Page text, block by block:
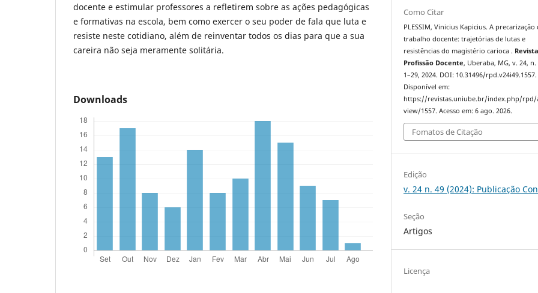
docente e estimular professores a refletirem sobre as ações pedagógicas
e formativas na escola, bem como exercer o seu poder de fala que luta e
resiste neste cotidiano, além de reinventar todos os dias para que a sua
careira não seja meramente solitária.
Downloads
Como Citar
PLESSIM, Vinicius Kapicius. A precarização
trabalho docente: trajetórias de lutas e
resistências do magistério carioca . Revista
Profissão Docente, Uberaba, MG, v. 24, n.
1–29, 2024. DOI: 10.31496/rpd.v24i49.1557.
Disponível em:
https://revistas.uniube.br/index.php/rpd/
view/1557. Acesso em: 6 ago. 2026.
Fomatos de Citação
Edição
v. 24 n. 49 (2024): Publicação
Seção
Artigos
Licença